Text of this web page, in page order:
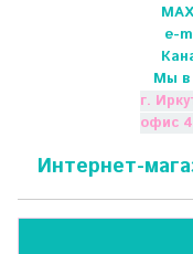
e-
Мы в
г.
офис
Интернет-